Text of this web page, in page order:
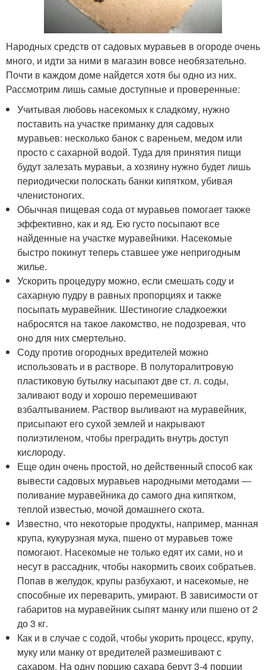
Народных средств от садовых муравьев в огороде очень
много, и идти за ними в магазин вовсе необязательно.
Почти в каждом доме найдется хотя бы одно из них.
Рассмотрим лишь самые доступные и проверенные:
Учитывая любовь насекомых к сладкому, нужно
поставить на участке приманку для садовых
муравьев: несколько банок с вареньем, медом или
просто с сахарной водой. Туда для принятия пищи
будут залезать муравьи, а хозяину нужно будет лишь
периодически полоскать банки кипятком, убивая
членистоногих.
Обычная пищевая сода от муравьев помогает также
эффективно, как и яд. Ею густо посыпают все
найденные на участке муравейники. Насекомые
быстро покинут теперь ставшее уже непригодным
жилье.
Ускорить процедуру можно, если смешать соду и
сахарную пудру в равных пропорциях и также
посыпать муравейник. Шестиногие сладкоежки
набросятся на такое лакомство, не подозревая, что
оно для них смертельно.
Соду против огородных вредителей можно
использовать и в растворе. В полуторалитровую
пластиковую бутылку насыпают две ст. л. соды,
заливают воду и хорошо перемешивают
взбалтыванием. Раствор выливают на муравейник,
присыпают его сухой землей и накрывают
полиэтиленом, чтобы преградить внутрь доступ
кислороду.
Еще один очень простой, но действенный способ как
вывести садовых муравьев народными методами ―
поливание муравейника до самого дна кипятком,
теплой известью, мочой домашнего скота.
Известно, что некоторые продукты, например, манная
крупа, кукурузная мука, пшено от муравьев тоже
помогают. Насекомые не только едят их сами, но и
несут в рассадник, чтобы накормить своих собратьев.
Попав в желудок, крупы разбухают, и насекомые, не
способные их переварить, умирают. В зависимости от
габаритов на муравейник сыпят манку или пшено от 2
до 3 кг.
Как и в случае с содой, чтобы укорить процесс, крупу,
муку или манку от вредителей размешивают с
сахаром. На одну порцию сахара берут 3-4 порции